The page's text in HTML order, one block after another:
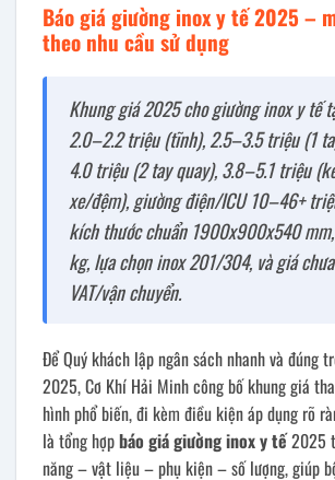
Báo giá giường inox y tế 2025 –
theo nhu cầu sử dụng
Khung giá 2025 cho giường inox y tế
2.0–2.2 triệu (tĩnh), 2.5–3.5 triệu (1
4.0 triệu (2 tay quay), 3.8–5.1 triệu
xe/đệm), giường điện/ICU 10–46+
kích thước chuẩn 1900x900x540
kg, lựa chọn inox 201/304, và giá
VAT/vận chuyển.
Để Quý khách lập ngân sách nhanh và đúng
2025, Cơ Khí Hải Minh công bố khung giá
hình phổ biến, đi kèm điều kiện áp dụng rõ
là tổng hợpbáo giá giường inox y tế2025
năng – vật liệu – phụ kiện – số lượng, giúp